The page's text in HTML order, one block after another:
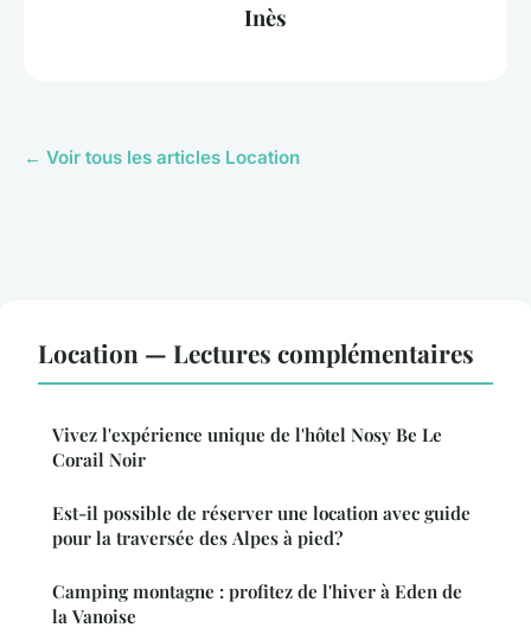
Inès
← Voir tous les articles Location
Location — Lectures complémentaires
Vivez l'expérience unique de l'hôtel Nosy Be Le
Corail Noir
Est-il possible de réserver une location avec guide
pour la traversée des Alpes à pied?
Camping montagne : profitez de l'hiver à Eden de
la Vanoise